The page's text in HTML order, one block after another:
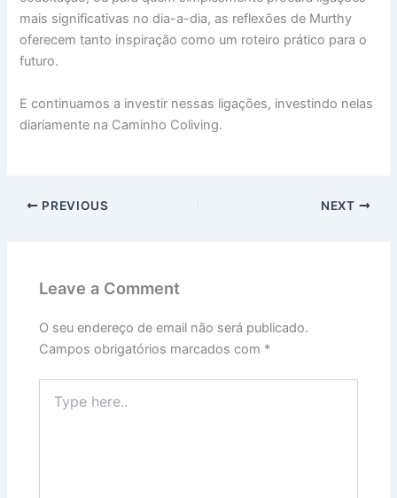
mais significativas no dia-a-dia, as reflexões de Murthy
oferecem tanto inspiração como um roteiro prático para o
futuro.
E continuamos a investir nessas ligações, investindo nelas
diariamente na Caminho Coliving.
PREVIOUS NEXT
Leave a Comment
O seu endereço de email não será publicado.
Campos obrigatórios marcados com *
here..